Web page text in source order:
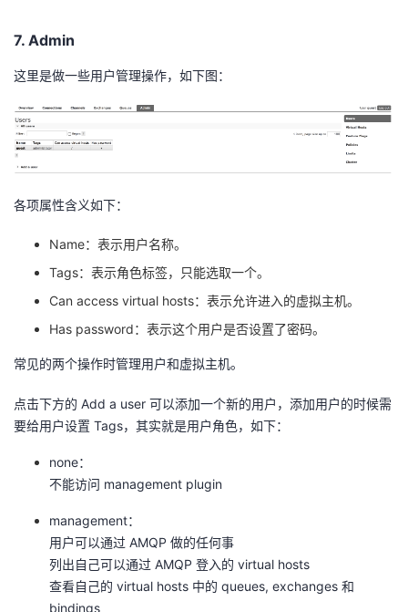
7. Admin
这里是做一些用户管理操作，如下图：
各项属性含义如下：
Name：表示用户名称。
Tags：表示角色标签，只能选取一个。
Can access virtual hosts：表示允许进入的虚拟主机。
Has password：表示这个用户是否设置了密码。
常见的两个操作时管理用户和虚拟主机。
点击下方的 Add a user 可以添加一个新的用户，添加用户的时候需
要给用户设置 Tags，其实就是用户角色，如下：
none：
不能访问 management plugin
management：
用户可以通过 AMQP 做的任何事
列出自己可以通过 AMQP 登入的 virtual hosts
查看自己的 virtual hosts 中的 queues, exchanges 和
bindings